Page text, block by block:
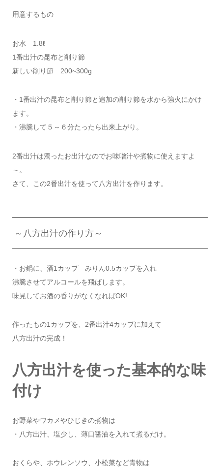
用意するもの
お水 1.8ℓ
1番出汁の昆布と削り節
新しい削り節 200~300g
・1番出汁の昆布と削り節と追加の削り節を水から強火にかけ
ます。
・沸騰して５～６分たったら出来上がり。
2番出汁は濁ったお出汁なのでお味噌汁や煮物に使えますよ
～。
さて、この2番出汁を使って八方出汁を作ります。
～八方出汁の作り方～
・お鍋に、酒1カップ みりん0.5カップを入れ
沸騰させてアルコールを飛ばします。
味見してお酒の香りがなくなればOK!
作ったもの1カップを、2番出汁4カップに加えて
八方出汁の完成！
八方出汁を使った基本的な味
付け
お野菜やワカメやひじきの煮物は
・八方出汁、塩少し、薄口醤油を入れて煮るだけ。
おくらや、ホウレンソウ、小松菜など青物は